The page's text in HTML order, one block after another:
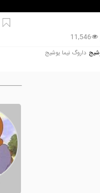
11,546
داروگ نیما یوشیج